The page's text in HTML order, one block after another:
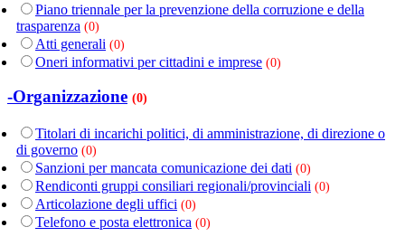
Piano triennale per la prevenzione della corruzione e della
trasparenza (0)
Atti generali (0)
Oneri informativi per cittadini e imprese (0)
-Organizzazione (0)
Titolari di incarichi politici, di amministrazione, di direzione o
di governo (0)
Sanzioni per mancata comunicazione dei dati (0)
Rendiconti gruppi consiliari regionali/provinciali (0)
Articolazione degli uffici (0)
Telefono e posta elettronica (0)